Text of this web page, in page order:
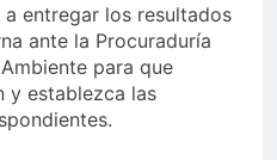
entregar los resultados
ante la Procuraduría
para que
y establezca las